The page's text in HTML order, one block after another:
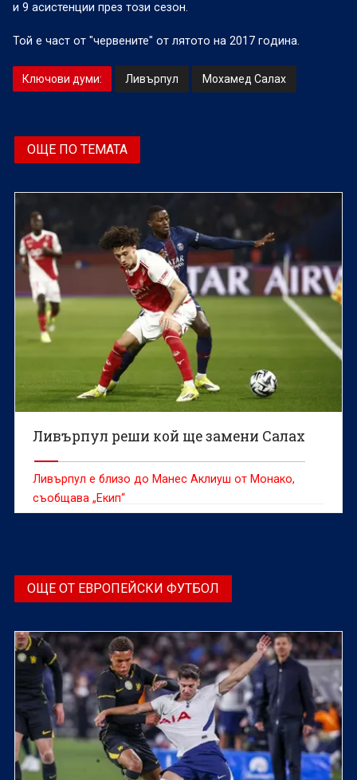
и 9 асистенции през този сезон.
Той е част от "червените" от лятото на 2017 година.
Ключови думи: Ливърпул Мохамед Салах
ОЩЕ ПО ТЕМАТА
Ливърпул реши кой ще замени Салах
Ливърпул е близо до Манес Аклиуш от Монако,
съобщава „Екип“
ОЩЕ ОТ ЕВРОПЕЙСКИ ФУТБОЛ